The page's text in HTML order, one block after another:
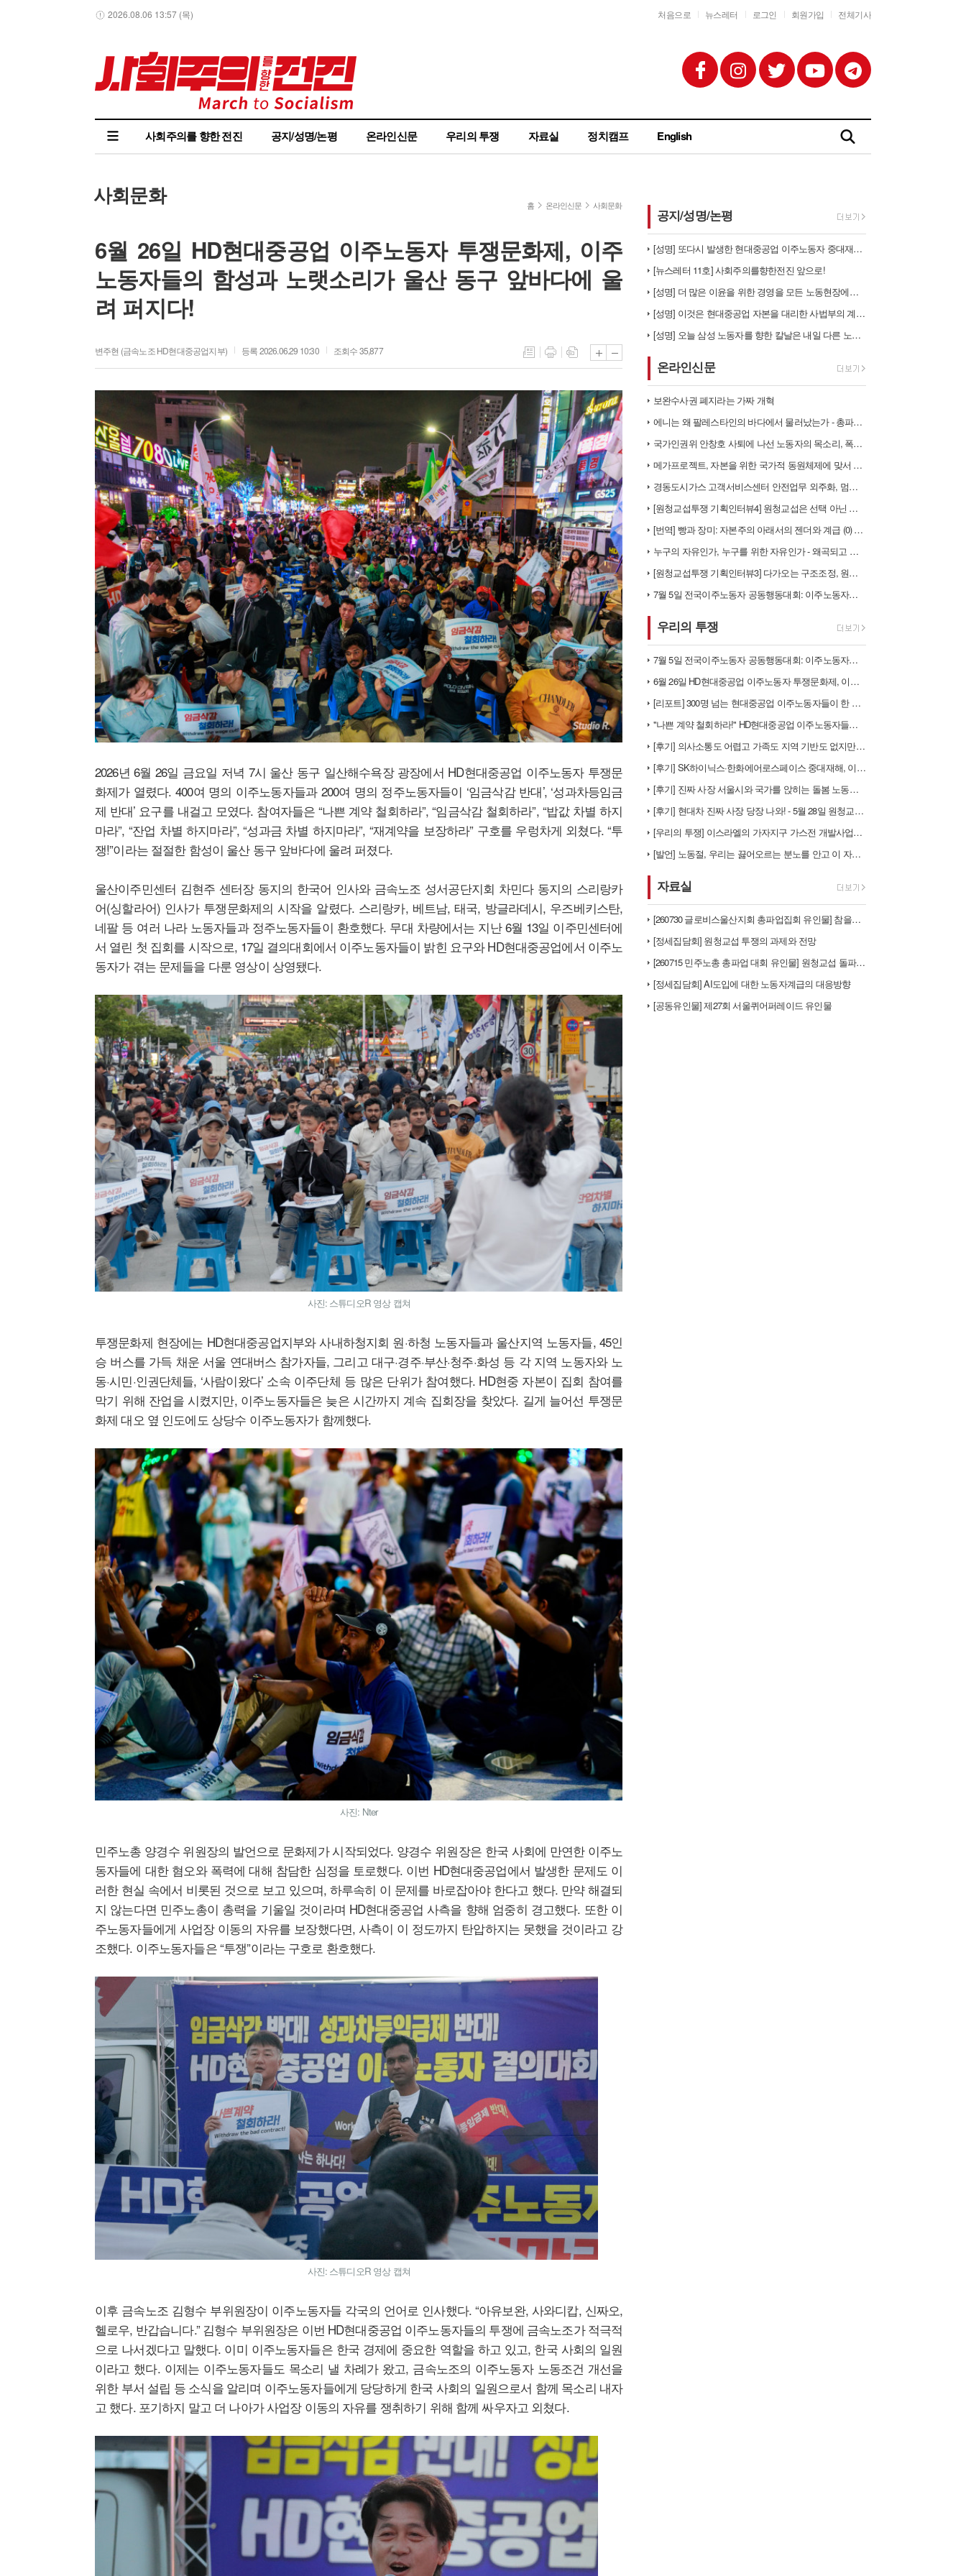
2026.08.06 13:57 (목) 처음으로 뉴스레터 로그인 회원가입 전체기사
사회주의를 향한 전진 공지/성명/논평 온라인신문 우리의 투쟁 자료실 정치캠프 English
사회문화 홈 온라인신문 사회문화
6월 26일 HD현대중공업 이주노동자 투쟁문화제, 이주
노동자들의 함성과 노랫소리가 울산 동구 앞바다에 울
려 퍼지다!
변주현 (금속노조 HD현대중공업지부) 등록 2026.06.29 10:30 조회수 35,877
2026년 6월 26일 금요일 저녁 7시 울산 동구 일산해수욕장 광장에서 HD현대중공업 이주노동자 투쟁문
화제가 열렸다. 400여 명의 이주노동자들과 200여 명의 정주노동자들이 ‘임금삭감 반대’, ‘성과차등임금
제 반대’ 요구를 내걸고 모였다. 참여자들은 “나쁜 계약 철회하라”, “임금삭감 철회하라”, “밥값 차별 하지
마라”, “잔업 차별 하지마라”, “성과금 차별 하지마라”, “재계약을 보장하라” 구호를 우렁차게 외쳤다. “투
쟁!”이라는 절절한 함성이 울산 동구 앞바다에 울려 퍼졌다.
울산이주민센터 김현주 센터장 동지의 한국어 인사와 금속노조 성서공단지회 차민다 동지의 스리랑카
어(싱할라어) 인사가 투쟁문화제의 시작을 알렸다. 스리랑카, 베트남, 태국, 방글라데시, 우즈베키스탄,
네팔 등 여러 나라 노동자들과 정주노동자들이 환호했다. 무대 차량에서는 지난 6월 13일 이주민센터에
서 열린 첫 집회를 시작으로, 17일 결의대회에서 이주노동자들이 밝힌 요구와 HD현대중공업에서 이주노
동자가 겪는 문제들을 다룬 영상이 상영됐다.
사진: 스튜디오R 영상 캡쳐
투쟁문화제 현장에는 HD현대중공업지부와 사내하청지회 원·하청 노동자들과 울산지역 노동자들, 45인
승 버스를 가득 채운 서울 연대버스 참가자들, 그리고 대구·경주·부산·청주·화성 등 각 지역 노동자와 노
동·시민·인권단체들, ‘사람이왔다’ 소속 이주단체 등 많은 단위가 참여했다. HD현중 자본이 집회 참여를
막기 위해 잔업을 시켰지만, 이주노동자들은 늦은 시간까지 계속 집회장을 찾았다. 길게 늘어선 투쟁문
화제 대오 옆 인도에도 상당수 이주노동자가 함께했다.
사진: Nter
민주노총 양경수 위원장의 발언으로 문화제가 시작되었다. 양경수 위원장은 한국 사회에 만연한 이주노
동자들에 대한 혐오와 폭력에 대해 참담한 심정을 토로했다. 이번 HD현대중공업에서 발생한 문제도 이
러한 현실 속에서 비롯된 것으로 보고 있으며, 하루속히 이 문제를 바로잡아야 한다고 했다. 만약 해결되
지 않는다면 민주노총이 총력을 기울일 것이라며 HD현대중공업 사측을 향해 엄중히 경고했다. 또한 이
주노동자들에게 사업장 이동의 자유를 보장했다면, 사측이 이 정도까지 탄압하지는 못했을 것이라고 강
조했다. 이주노동자들은 “투쟁”이라는 구호로 환호했다.
사진: 스튜디오R 영상 캡쳐
이후 금속노조 김형수 부위원장이 이주노동자들 각국의 언어로 인사했다. “아유보완, 사와디캅, 신짜오,
헬로우, 반갑습니다.” 김형수 부위원장은 이번 HD현대중공업 이주노동자들의 투쟁에 금속노조가 적극적
으로 나서겠다고 말했다. 이미 이주노동자들은 한국 경제에 중요한 역할을 하고 있고, 한국 사회의 일원
이라고 했다. 이제는 이주노동자들도 목소리 낼 차례가 왔고, 금속노조의 이주노동자 노동조건 개선을
위한 부서 설립 등 소식을 알리며 이주노동자들에게 당당하게 한국 사회의 일원으로서 함께 목소리 내자
고 했다. 포기하지 말고 더 나아가 사업장 이동의 자유를 쟁취하기 위해 함께 싸우자고 외쳤다.
공지/성명/논평
[성명] 또다시 발생한 현대중공업 이주노동자 중대재해 - 현대중공업과 한…
[뉴스레터 11호] 사회주의를향한전진 앞으로!
[성명] 더 많은 이윤을 위한 경영을 모든 노동현장에서 철폐하라
[성명] 이것은 현대중공업 자본을 대리한 사법부의 계급투쟁이다
[성명] 오늘 삼성 노동자를 향한 칼날은 내일 다른 노동자를 향한다
온라인신문
보완수사권 폐지라는 가짜 개혁
에니는 왜 팔레스타인의 바다에서 물러났는가 - 총파업, 항구 봉쇄, 국제…
국가인권위 안창호 사퇴에 나선 노동자의 목소리, 폭염처럼 쏟아지는 불평등…
메가프로젝트, 자본을 위한 국가적 동원체제에 맞서 어떻게 싸울 것인가?
경동도시가스 고객서비스센터 안전업무 외주화, 멈춰라!
[원청교섭투쟁 기획인터뷰4] 원청교섭은 선택 아닌 필수! 7.15 총파업…
[번역] 빵과 장미: 자본주의 아래서의 젠더와 계급 (0) 들어가며
누구의 자유인가, 누구를 위한 자유인가 - 왜곡되고 박제된 광주를 넘어
[원청교섭투쟁 기획인터뷰3] 다가오는 구조조정, 원청책임 부품·서열노동자…
7월 5일 전국이주노동자 공동행동대회: 이주노동자들이 노동조합 가입을 선…
우리의 투쟁
7월 5일 전국이주노동자 공동행동대회: 이주노동자들이 노동조합 가입을 선…
6월 26일 HD현대중공업 이주노동자 투쟁문화제, 이주노동자들의 함성과 …
[리포트] 300명 넘는 현대중공업 이주노동자들이 한 자리에 모이다
"나쁜 계약 철회하라!" HD현대중공업 이주노동자들이 일어서다
[후기] 의사소통도 어렵고 가족도 지역 기반도 없지만, 민주노조의 길이 …
[후기] SK하이닉스·한화에어로스페이스 중대재해, 이윤 위해 생명안전을 …
[후기] 진짜 사장 서울시와 국가를 앉히는 돌봄 노동자 투쟁을 위해
[후기] 현대차 진짜 사장 당장 나와! - 5월 28일 원청교섭 불응 현…
[우리의 투쟁] 이스라엘의 가자지구 가스전 개발사업에 참여하는 한국석유공…
[발언] 노동절, 우리는 끓어오르는 분노를 안고 이 자리에 섰습니다
자료실
[260730 글로비스울산지회 총파업집회 유인물] 참을만큼 참았다! 총단…
[정세집담회] 원청교섭 투쟁의 과제와 전망
[260715 민주노총 총파업 대회 유인물] 원청교섭 돌파구 - 7월 총…
[정세집담회] AI도입에 대한 노동자계급의 대응방향
[공동유인물] 제27회 서울퀴어퍼레이드 유인물